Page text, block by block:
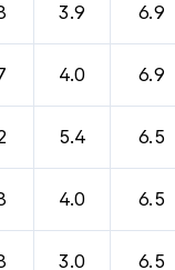
3.9 6.9
4.0 6.9
5.4 6.5
4.0 6.5
3.0 6.5